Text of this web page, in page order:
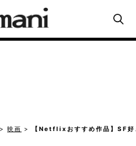
映画 【Netflixおすすめ作品】SF